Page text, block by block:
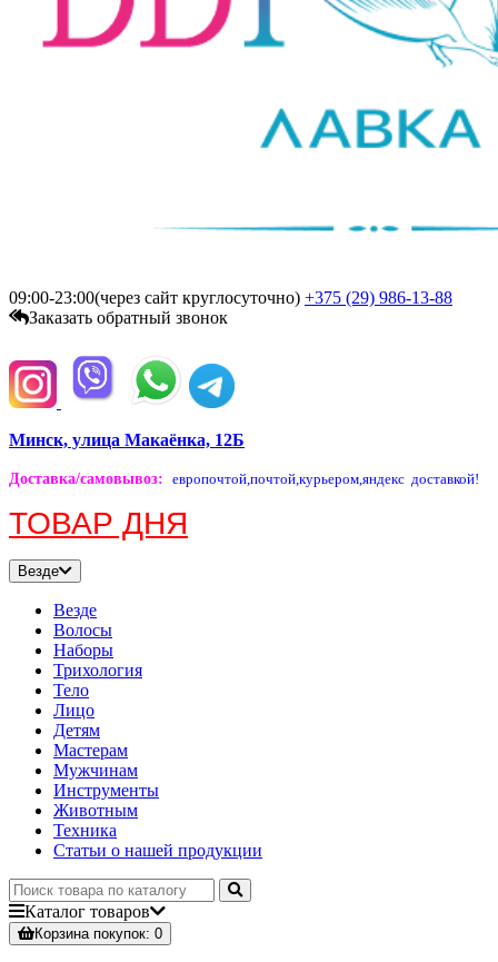
09:00-23:00(через сайт круглосуточно) +375 (29) 986-13-88
Заказать обратный звонок
Минск, улица Макаёнка, 12Б
Доставка/самовывоз: европочтой,почтой,курьером,яндекс доставкой!
ТОВАР ДНЯ
Везде
Везде
Волосы
Наборы
Трихология
Тело
Лицо
Детям
Мастерам
Мужчинам
Инструменты
Животным
Техника
Статьи о нашей продукции
Каталог товаров
Корзинапокупок: 0